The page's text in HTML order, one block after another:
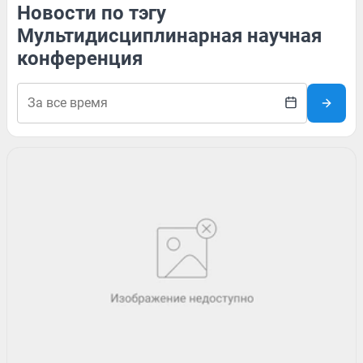
Новости по тэгу
Мультидисциплинарная научная
конференция